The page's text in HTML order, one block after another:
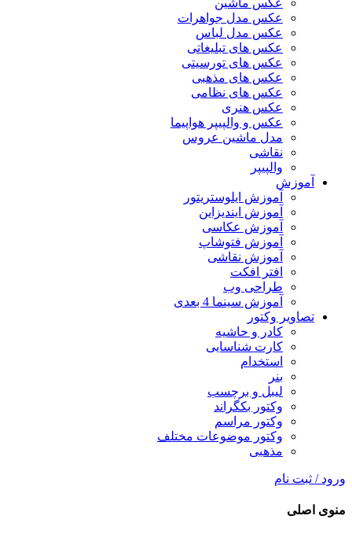
عکس مدل جواهرات
عکس مدل لباس
عکس های تبلیغاتی
عکس های تورسیتی
عکس های مذهبی
عکس های نظامی
عکس هنری
عکس و والپیپر هواپیما
مدل ماشین عروس
نقاشی
والپیپر
آموزش
آموزش ایلوستریتور
آموزش ایندیزاین
آموزش عکاسی
آموزش فتوشاپ
آموزش نقاشی
افتر افکت
طراحی وب
آموزش سینما 4 بعدی
تصاویر وکتور
کادر و حاشیه
کارت شناسایی
استخدام
بنر
لیبل و برچسب
وکتور بکگراند
وکتور مراسم
وکتور موضوعات مختلف
مذهبی
ورود / ثبت نام
منوی اصلی